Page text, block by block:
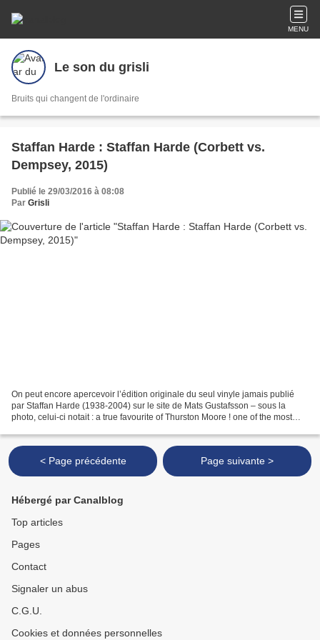
MENU
Le son du grisli
Bruits qui changent de l'ordinaire
Staffan Harde : Staffan Harde (Corbett vs.
Dempsey, 2015)
Publié le 29/03/2016 à 08:08
Par Grisli
On peut encore apercevoir l’édition originale du seul vinyle jamais publié
par Staffan Harde (1938-2004) sur le site de Mats Gustafsson – sous la
photo, celui-ci notait : a true favourite of Thurston Moore ! one of the most
< Page précédente Page suivante >
Hébergé par Canalblog
Top articles
Pages
Contact
Signaler un abus
C.G.U.
Cookies et données personnelles